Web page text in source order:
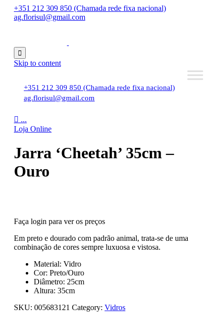
+351 212 309 850 (Chamada rede fixa nacional)
ag.florisul@gmail.com

Skip to content
+351 212 309 850 (Chamada rede fixa nacional)
ag.florisul@gmail.com
 ...
Loja Online
Jarra ‘Cheetah’ 35cm –
Ouro
Faça login para ver os preços
Em preto e dourado com padrão animal, trata-se de uma
combinação de cores sempre luxuosa e vistosa.
Material: Vidro
Cor: Preto/Ouro
Diâmetro: 25cm
Altura: 35cm
SKU: 005683121 Category: Vidros